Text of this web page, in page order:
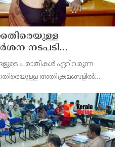
നടപടി
പരാതികൾ ഏറിവരുന്ന
അതിക്രമങ്ങളിൽ